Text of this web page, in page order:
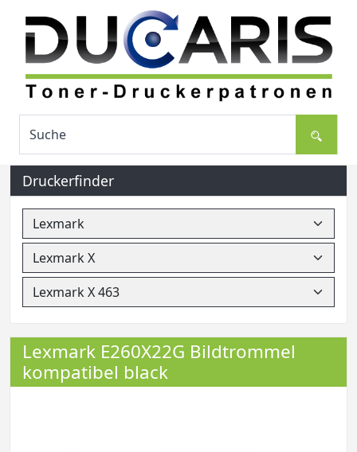
Druckerfinder
Lexmark E260X22G Bildtrommel
kompatibel black